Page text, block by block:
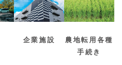
企業施設
農地転用各種
手続き